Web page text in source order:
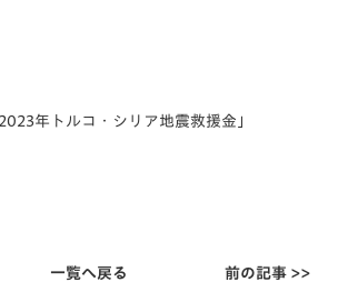
年トルコ・シリア地震救援金」
一覧へ戻る 前の記事 >>